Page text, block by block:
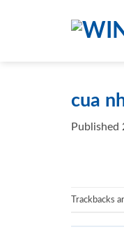
cua
Published
Trackbacks